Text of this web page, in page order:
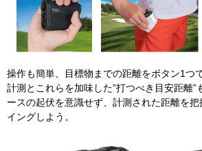
操作も簡単、目標物までの距離をボタン1つ
計測とこれらを加味した”打つべき目安距離”
ースの起伏を意識せず、計測された距離を
イングしよう。